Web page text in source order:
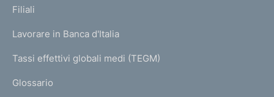
a
g
K
T
I
I
Filiali
Lavorare in Banca d'Italia
Tassi effettivi globali medi (TEGM)
Glossario